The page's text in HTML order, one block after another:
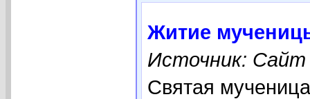
Житие
Источник: Сайт
Святая